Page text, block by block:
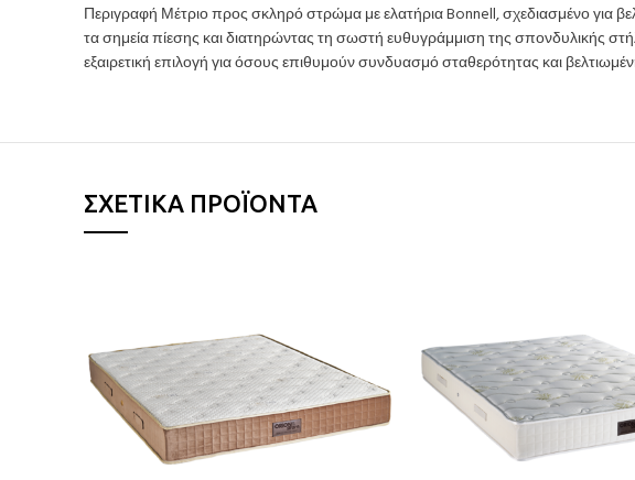
Περιγραφή Μέτριο προς σκληρό στρώμα με ελατήρια Bonnell, σχεδιασμένο για
τα σημεία πίεσης και διατηρώντας τη σωστή ευθυγράμμιση της σπονδυλικής
εξαιρετική επιλογή για όσους επιθυμούν συνδυασμό σταθερότητας και
ΣΧΕΤΙΚΆ ΠΡΟΪΌΝΤΑ